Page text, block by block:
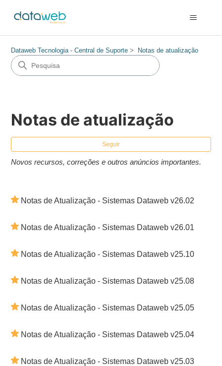
Dataweb Tecnologia - Central de Suporte Notas de atualização
Notas de atualização
Seguir
Novos recursos, correções e outros anúncios importantes.
Notas de Atualização - Sistemas Dataweb v26.02
Notas de Atualização - Sistemas Dataweb v26.01
Notas de Atualização - Sistemas Dataweb v25.10
Notas de Atualização - Sistemas Dataweb v25.08
Notas de Atualização - Sistemas Dataweb v25.05
Notas de Atualização - Sistemas Dataweb v25.04
Notas de Atualização - Sistemas Dataweb v25.03